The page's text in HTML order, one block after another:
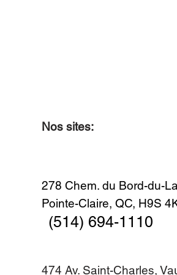
Aperçu rapide
Premier Hiver
Aperçu rapide
Centre-ville no. 18
Aperçu rapide
Sans titre
Aperçu rapide
Diner en famille no. 2
Nos sites:
278 Chem. du Bord-du-
Pointe-Claire, QC, H9S
(514) 694-1110
474 Av. Saint-Charles,